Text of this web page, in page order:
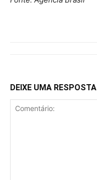
DEIXE UMA RESPOSTA